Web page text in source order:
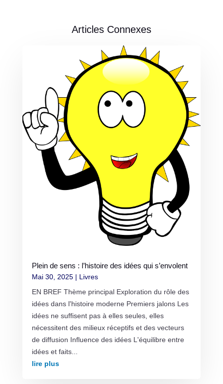
Articles Connexes
Plein de sens : l’histoire des idées qui s’envolent
Mai 30, 2025| Livres
EN BREF Thème principal Exploration du rôle des
idées dans l'histoire moderne Premiers jalons Les
idées ne suffisent pas à elles seules, elles
nécessitent des milieux réceptifs et des vecteurs
de diffusion Influence des idées L'équilibre entre
idées et faits...
lire plus